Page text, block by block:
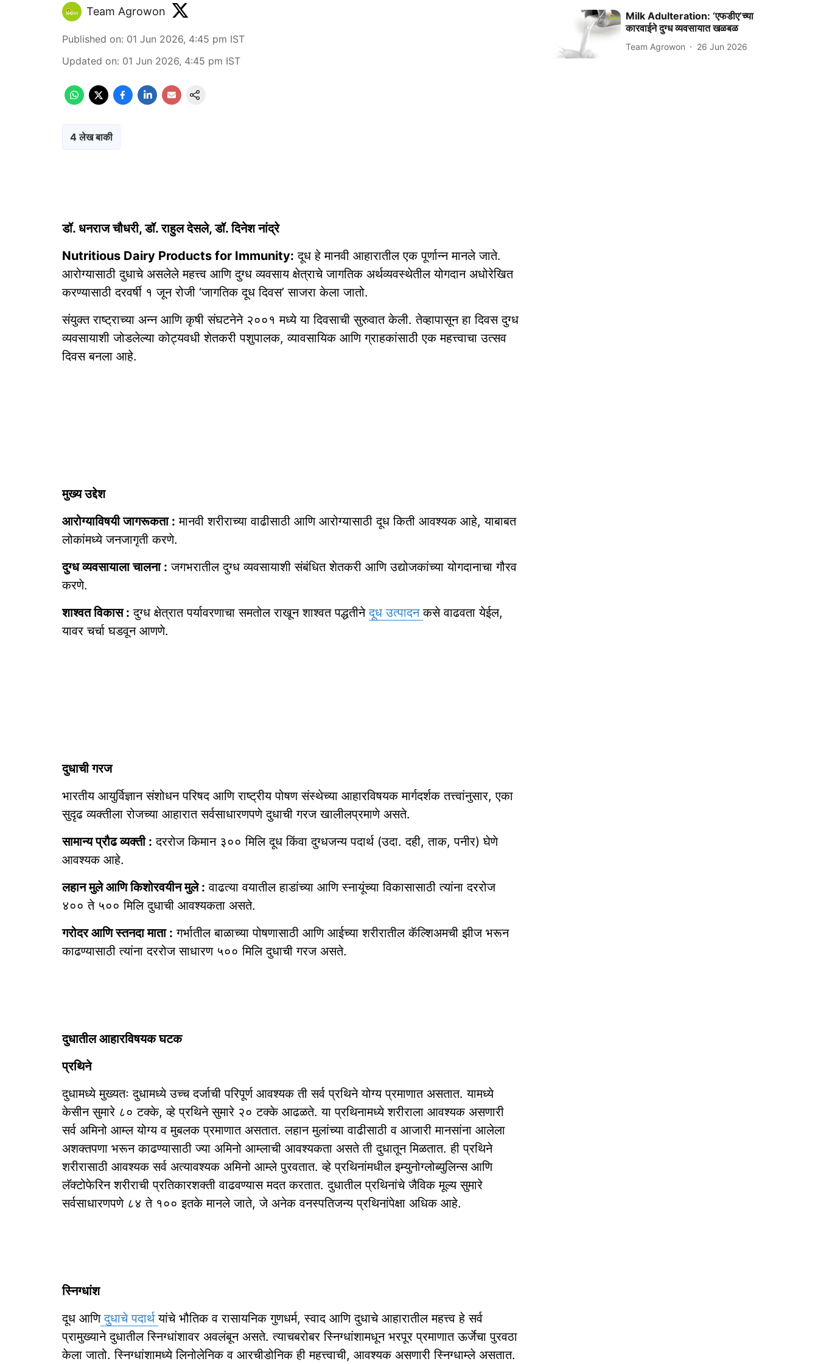
Team Agrowon
Published on: 01 Jun 2026, 4:45 pm IST
Updated on: 01 Jun 2026, 4:45 pm IST
4 लेख बाकी
डॉ. धनराज चौधरी, डॉ. राहुल देसले, डॉ. दिनेश नांद्रे
Nutritious Dairy Products for Immunity: दूध हे मानवी आहारातील एक पूर्णान्न मानले जाते.
आरोग्यासाठी दुधाचे असलेले महत्त्व आणि दुग्ध व्यवसाय क्षेत्राचे जागतिक अर्थव्यवस्थेतील योगदान अधोरेखित
करण्यासाठी दरवर्षी १ जून रोजी ‘जागतिक दूध दिवस’ साजरा केला जातो.
संयुक्त राष्ट्राच्या अन्न आणि कृषी संघटनेने २००१ मध्ये या दिवसाची सुरुवात केली. तेव्हापासून हा दिवस दुग्ध
व्यवसायाशी जोडलेल्या कोट्यवधी शेतकरी पशुपालक, व्यावसायिक आणि ग्राहकांसाठी एक महत्त्वाचा उत्सव
दिवस बनला आहे.
मुख्य उद्देश
आरोग्याविषयी जागरूकता : मानवी शरीराच्या वाढीसाठी आणि आरोग्यासाठी दूध किती आवश्यक आहे, याबाबत
लोकांमध्ये जनजागृती करणे.
दुग्ध व्यवसायाला चालना : जगभरातील दुग्ध व्यवसायाशी संबंधित शेतकरी आणि उद्योजकांच्या योगदानाचा गौरव
करणे.
शाश्वत विकास : दुग्ध क्षेत्रात पर्यावरणाचा समतोल राखून शाश्वत पद्धतीनेदूध उत्पादनकसे वाढवता येईल,
यावर चर्चा घडवून आणणे.
दुधाची गरज
भारतीय आयुर्विज्ञान संशोधन परिषद आणि राष्ट्रीय पोषण संस्थेच्या आहारविषयक मार्गदर्शक तत्त्वांनुसार, एका
सुदृढ व्यक्तीला रोजच्या आहारात सर्वसाधारणपणे दुधाची गरज खालीलप्रमाणे असते.
सामान्य प्रौढ व्यक्ती : दररोज किमान ३०० मिलि दूध किंवा दुग्धजन्य पदार्थ (उदा. दही, ताक, पनीर) घेणे
आवश्यक आहे.
लहान मुले आणि किशोरवयीन मुले : वाढत्या वयातील हाडांच्या आणि स्नायूंच्या विकासासाठी त्यांना दररोज
४०० ते ५०० मिलि दुधाची आवश्यकता असते.
गरोदर आणि स्तनदा माता : गर्भातील बाळाच्या पोषणासाठी आणि आईच्या शरीरातील कॅल्शिअमची झीज भरून
काढण्यासाठी त्यांना दररोज साधारण ५०० मिलि दुधाची गरज असते.
दुधातील आहारविषयक घटक
प्रथिने
दुधामध्ये मुख्यतः दुधामध्ये उच्च दर्जाची परिपूर्ण आवश्यक ती सर्व प्रथिने योग्य प्रमाणात असतात. यामध्ये
केसीन सुमारे ८० टक्के, व्हे प्रथिने सुमारे २० टक्के आढळते. या प्रथिनामध्ये शरीराला आवश्यक असणारी
सर्व अमिनो आम्ल योग्य व मुबलक प्रमाणात असतात. लहान मुलांच्या वाढीसाठी व आजारी मानसांना आलेला
अशक्तपणा भरून काढण्यासाठी ज्या अमिनो आम्लाची आवश्यकता असते ती दुधातून मिळतात. ही प्रथिने
शरीरासाठी आवश्यक सर्व अत्यावश्यक अमिनो आम्ले पुरवतात. व्हे प्रथिनांमधील इम्युनोग्लोब्युलिन्स आणि
लॅक्टोफेरिन शरीराची प्रतिकारशक्ती वाढवण्यास मदत करतात. दुधातील प्रथिनांचे जैविक मूल्य सुमारे
सर्वसाधारणपणे ८४ ते १०० इतके मानले जाते, जे अनेक वनस्पतिजन्य प्रथिनांपेक्षा अधिक आहे.
स्निग्धांश
दूध आणिदुधाचे पदार्थयांचे भौतिक व रासायनिक गुणधर्म, स्वाद आणि दुधाचे आहारातील महत्त्व हे सर्व
प्रामुख्याने दुधातील स्निग्धांशावर अवलंबून असते. त्याचबरोबर स्निग्धांशामधून भरपूर प्रमाणात ऊर्जेचा पुरवठा
केला जातो. स्निग्धांशामध्ये लिनोलेनिक व आरचीडोनिक ही महत्त्वाची, आवश्यक असणारी स्निग्धाम्ले असतात.
Milk Adulteration: ‘एफडीए’च्या
कारवाईने दुग्ध व्यवसायात खळबळ
Team Agrowon 26 Jun 2026